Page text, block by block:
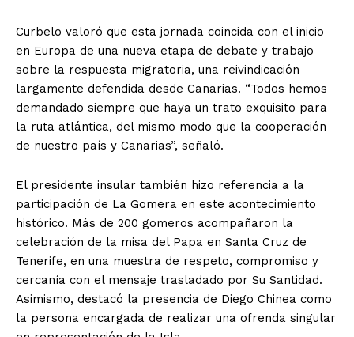
Curbelo valoró que esta jornada coincida con el inicio
en Europa de una nueva etapa de debate y trabajo
sobre la respuesta migratoria, una reivindicación
largamente defendida desde Canarias. “Todos hemos
demandado siempre que haya un trato exquisito para
la ruta atlántica, del mismo modo que la cooperación
de nuestro país y Canarias”, señaló.
El presidente insular también hizo referencia a la
participación de La Gomera en este acontecimiento
histórico. Más de 200 gomeros acompañaron la
celebración de la misa del Papa en Santa Cruz de
Tenerife, en una muestra de respeto, compromiso y
cercanía con el mensaje trasladado por Su Santidad.
Asimismo, destacó la presencia de Diego Chinea como
la persona encargada de realizar una ofrenda singular